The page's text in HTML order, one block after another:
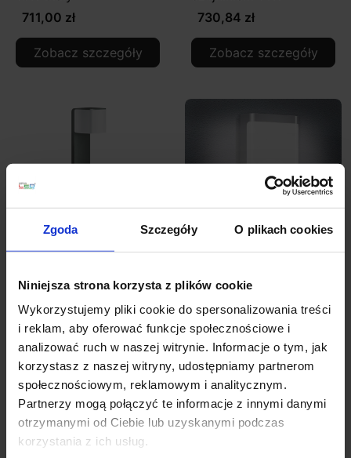
Zgoda Szczegóły O plikach cookies
Niniejsza strona korzysta z plików cookie
Wykorzystujemy pliki cookie do spersonalizowania treści
i reklam, aby oferować funkcje społecznościowe i
analizować ruch w naszej witrynie. Informacje o tym, jak
korzystasz z naszej witryny, udostępniamy partnerom
społecznościowym, reklamowym i analitycznym.
Partnerzy mogą połączyć te informacje z innymi danymi
otrzymanymi od Ciebie lub uzyskanymi podczas
korzystania z ich usług.
711,00 zł
Zobacz szczegóły
730,84 zł
Zobacz szczegóły
lampa ogrodowa 9,5W
1 090,80 zł
Zobacz szczegóły
zewnętrzny LED 7,5W
591,08 zł
Zobacz szczegóły